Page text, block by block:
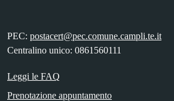
PEC: postacert@pec.comune.campli.te.it
Centralino unico: 0861560111
Leggi le FAQ
Prenotazione appuntamento